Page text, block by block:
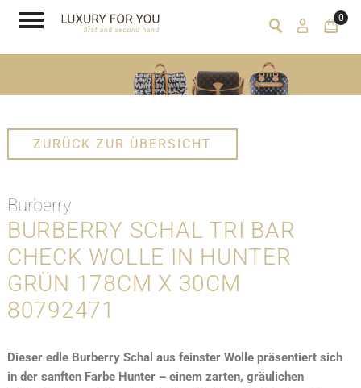
0
ZURÜCK ZUR ÜBERSICHT
Burberry
BURBERRY SCHAL TRI BAR
CHECK WOLLE IN HUNTER
GRÜN 178CM X 30CM
80792471
Dieser edle Burberry Schal aus feinster Wolle präsentiert sich
in der sanften Farbe Hunter – einem zarten, gräulichen